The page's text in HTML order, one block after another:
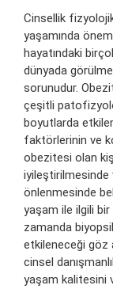
Cinsellik
yaşamında
hayatındaki
dünyada
sorunudur.
çeşitli
boyutlarda
faktörlerinin ve
obezitesi olan
iyileştirilmesinde
önlenmesinde
yaşam ile ilgili
zamanda
etkileneceği göz
cinsel
yaşam kalitesini